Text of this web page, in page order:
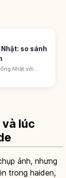
so sánh
Nhật với
kaiseki và
city, resort tự
và lúc
ảnh, nhưng
trong haiden,